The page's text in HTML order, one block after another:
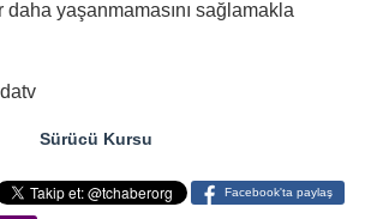
daha yaşanmamasını sağlamakla
Sürücü Kursu
Facebook'ta paylaş